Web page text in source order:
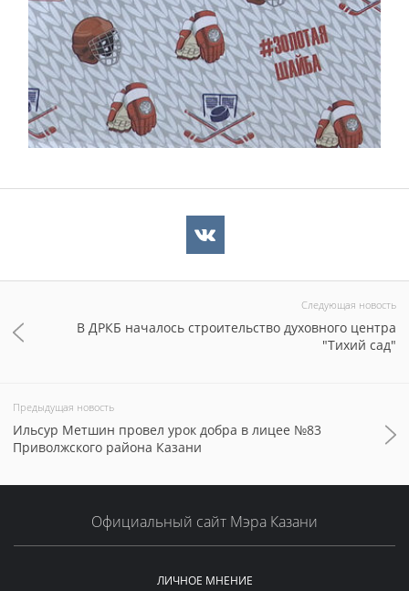
Следующая новость
В ДРКБ началось строительство духовного центра
"Тихий сад"
Предыдущая новость
Ильсур Метшин провел урок добра в лицее №83
Приволжского района Казани
Официальный сайт Мэра Казани
ЛИЧНОЕ МНЕНИЕ